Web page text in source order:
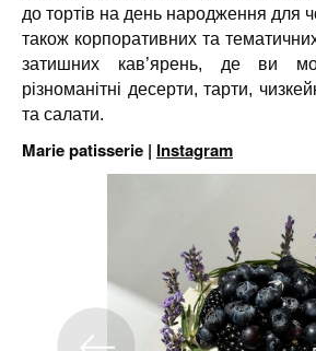
до тортів на день народження для
також корпоративних та
затишних кав’ярень, де ви
різноманітні десерти, тарти,
та салати.
Marie patisserie | Instagram